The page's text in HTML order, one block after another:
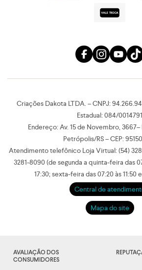
Criações Dakota LTDA. – CNPJ:
Estadual: 084/0014791
Endereço: Av. 15 de Novembro, 3667–
Petrópolis/RS – CEP:
Atendimento telefônico Loja Virtual: (54)
3281-8090 (de segunda a quinta-feira das
17:30; sexta-feira das 07:20 às 11:50
Central de
Mapa do site
AVALIAÇÃO DOS
CONSUMIDORES